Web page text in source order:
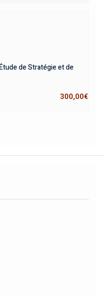
de Stratégie et de
300,00€